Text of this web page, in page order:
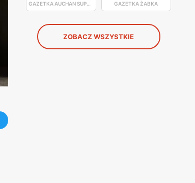
GAZETKA AUCHAN SUPERMARKET GAZETKA ŻABKA
ZOBACZ WSZYSTKIE